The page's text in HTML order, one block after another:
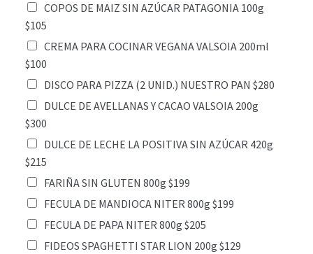
COPOS DE MAIZ SIN AZÚCAR PATAGONIA 100g
$105
CREMA PARA COCINAR VEGANA VALSOIA 200ml
$100
DISCO PARA PIZZA (2 UNID.) NUESTRO PAN $280
DULCE DE AVELLANAS Y CACAO VALSOIA 200g
$300
DULCE DE LECHE LA POSITIVA SIN AZÚCAR 420g
$215
FARIÑA SIN GLUTEN 800g $199
FECULA DE MANDIOCA NITER 800g $199
FECULA DE PAPA NITER 800g $205
FIDEOS SPAGHETTI STAR LION 200g $129